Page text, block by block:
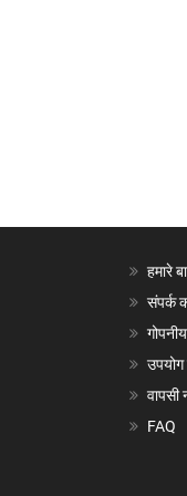
हमारे
संपर्क
वापसी
FAQ